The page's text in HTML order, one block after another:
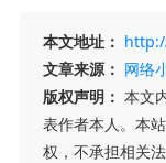
本文地址：
文章来源： 网络
版权声明： 本文
表作者本人。本
权，不承担相关